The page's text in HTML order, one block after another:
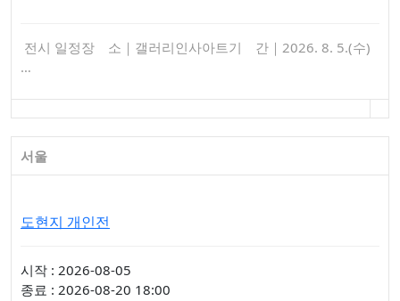
전시 일정장 소｜갤러리인사아트기 간｜2026. 8. 5.(수)
…
서울
도현지 개인전
시작 : 2026-08-05
종료 : 2026-08-20 18:00